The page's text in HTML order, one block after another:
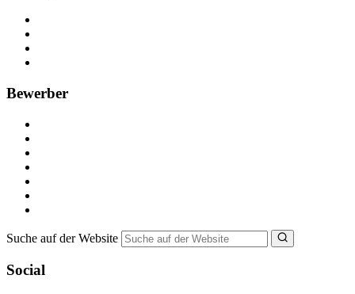
Bewerber
Suche auf der Website
Social